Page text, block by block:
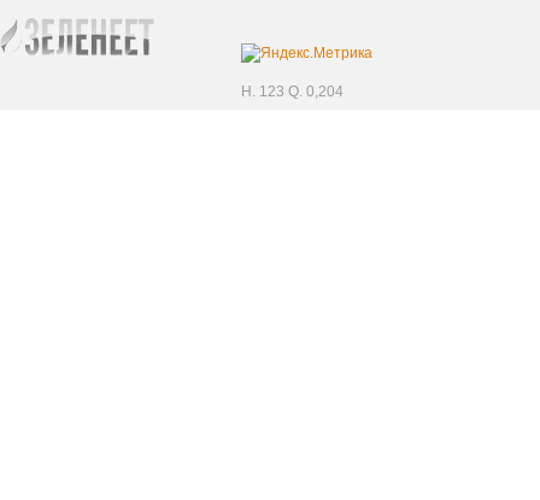
H. 123 Q. 0,204